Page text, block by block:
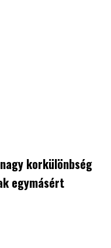
korkülönbség
egymásért